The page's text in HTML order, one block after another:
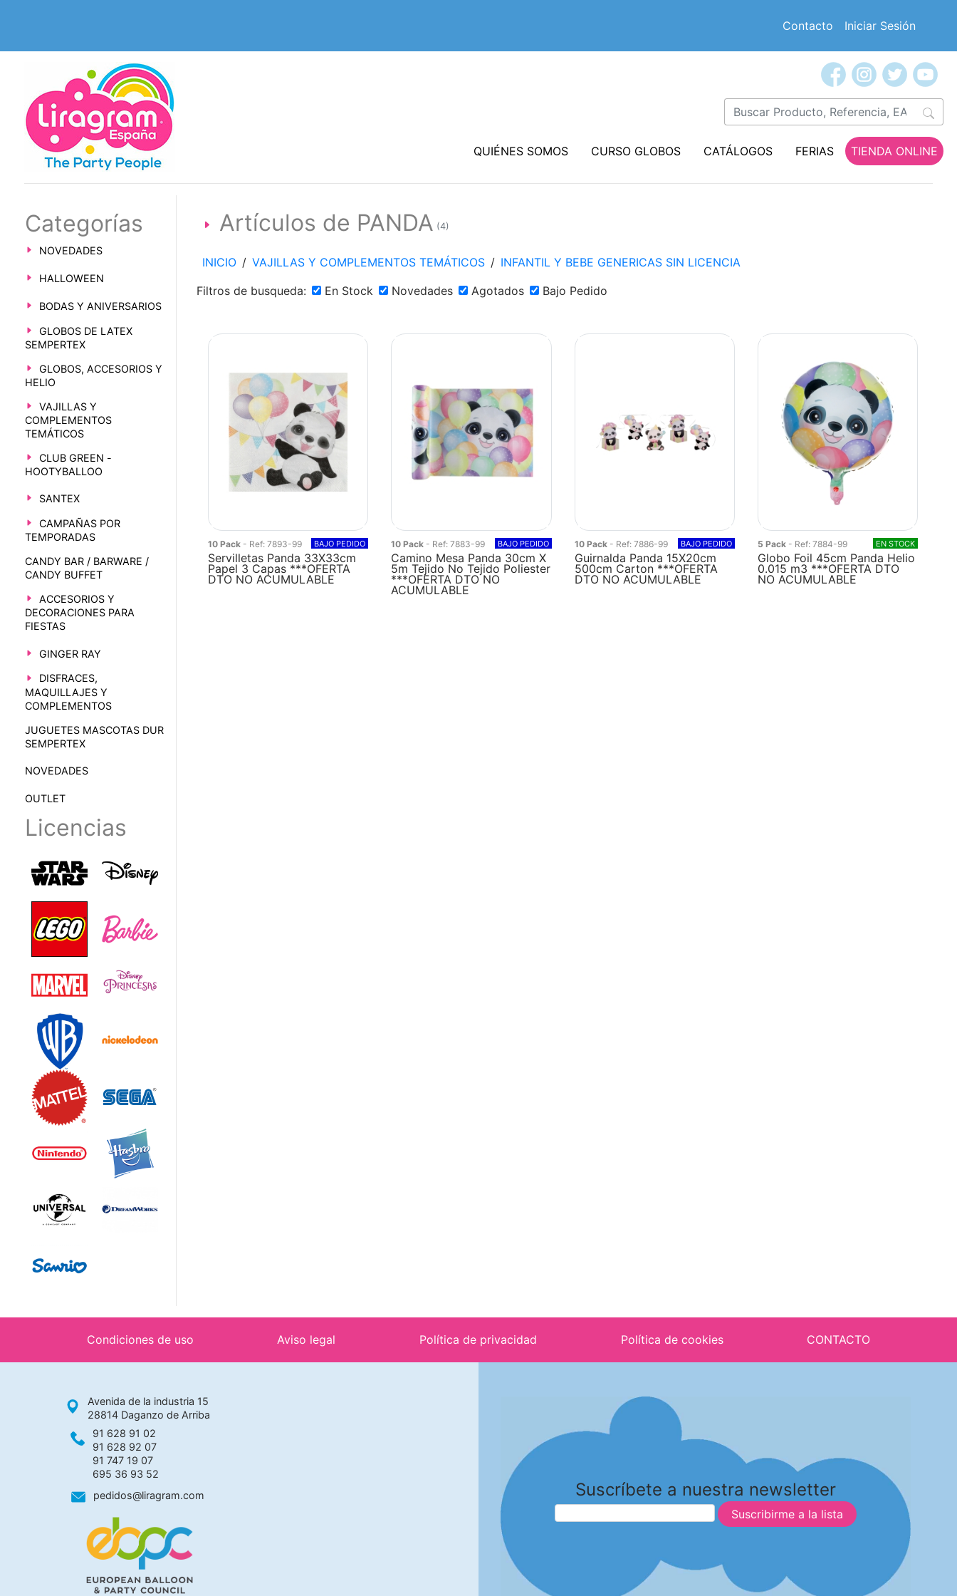
Contacto Iniciar Sesión
QUIÉNES SOMOS CURSO GLOBOS CATÁLOGOS FERIAS TIENDA ONLINE
Categorías
NOVEDADES
HALLOWEEN
BODAS Y ANIVERSARIOS
GLOBOS DE LATEX
SEMPERTEX
GLOBOS, ACCESORIOS Y
HELIO
VAJILLAS Y
COMPLEMENTOS
TEMÁTICOS
CLUB GREEN -
HOOTYBALLOO
SANTEX
CAMPAÑAS POR
TEMPORADAS
CANDY BAR / BARWARE /
CANDY BUFFET
ACCESORIOS Y
DECORACIONES PARA
FIESTAS
GINGER RAY
DISFRACES,
MAQUILLAJES Y
COMPLEMENTOS
JUGUETES MASCOTAS DUR
SEMPERTEX
NOVEDADES
OUTLET
Licencias
Artículos de PANDA (4)
INICIO / VAJILLAS Y COMPLEMENTOS TEMÁTICOS / INFANTIL Y BEBE GENERICAS SIN LICENCIA
Filtros de busqueda:
En Stock Novedades Agotados Bajo Pedido
10 Pack - Ref: 7893-99 BAJO PEDIDO
Servilletas Panda 33X33cm
Papel 3 Capas ***OFERTA
DTO NO ACUMULABLE
10 Pack - Ref: 7883-99 BAJO PEDIDO
Camino Mesa Panda 30cm X
5m Tejido No Tejido Poliester
***OFERTA DTO NO
ACUMULABLE
10 Pack - Ref: 7886-99 BAJO PEDIDO
Guirnalda Panda 15X20cm
500cm Carton ***OFERTA
DTO NO ACUMULABLE
5 Pack - Ref: 7884-99 EN STOCK
Globo Foil 45cm Panda Helio
0.015 m3 ***OFERTA DTO
NO ACUMULABLE
Condiciones de uso Aviso legal Política de privacidad Política de cookies CONTACTO
Avenida de la industria 15
28814 Daganzo de Arriba
91 628 91 02
91 628 92 07
91 747 19 07
695 36 93 52
pedidos@liragram.com
Suscríbete a nuestra newsletter
Suscribirme a la lista